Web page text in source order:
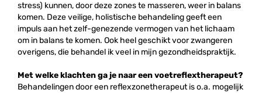
stress) kunnen, door deze zones te masseren, weer in balans
komen. Deze veilige, holistische behandeling geeft een
impuls aan het zelf-genezende vermogen van het lichaam
om in balans te komen. Ook heel geschikt voor zwangeren
overigens, die behandel ik veel in mijn gezondheidspraktijk.
Met welke klachten ga je naar een voetreflextherapeut?
Behandelingen door een reflexzonetherapeut is o.a. mogelijk